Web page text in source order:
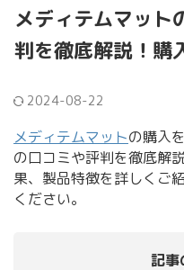
メディテムマット
判を徹底解説！購
2024-08-22
メディテムマットの購入
の口コミや評判を徹底解
果、製品特徴を詳しくご
ください。
記事